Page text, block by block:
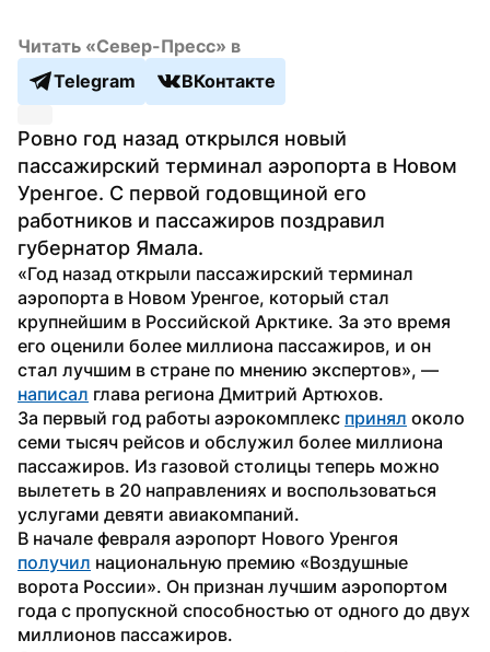
Читать «Север-Пресс» в
Telegram
ВКонтакте
Ровно год назад открылся новый
пассажирский терминал аэропорта в Новом
Уренгое. С первой годовщиной его
работников и пассажиров поздравил
губернатор Ямала.
«Год назад открыли пассажирский терминал
аэропорта в Новом Уренгое, который стал
крупнейшим в Российской Арктике. За это время
его оценили более миллиона пассажиров, и он
написал глава региона Дмитрий Артюхов.
За первый год работы аэрокомплекс принял около
семи тысяч рейсов и обслужил более миллиона
пассажиров. Из газовой столицы теперь можно
вылететь в 20 направлениях и воспользоваться
услугами девяти авиакомпаний.
получил национальную премию «Воздушные
ворота России». Он признан лучшим аэропортом
года с пропускной способностью от одного до двух
миллионов пассажиров.